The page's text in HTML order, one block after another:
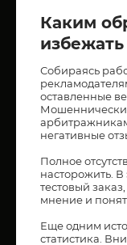
Каким
Собираясь
оставленные
негативные
Полное
насторожить. В
тестовый
мнение и
Еще одним
статистика.